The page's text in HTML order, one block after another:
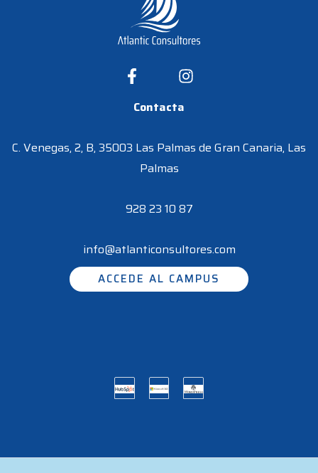
Contacta
C. Venegas, 2, B, 35003 Las Palmas de Gran Canaria, Las
Palmas
928 23 10 87
info@atlanticonsultores.com
ACCEDE AL CAMPUS